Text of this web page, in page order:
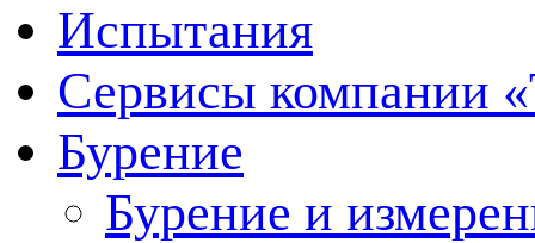
Испытания
Сервисы компании
Бурение
Бурение и